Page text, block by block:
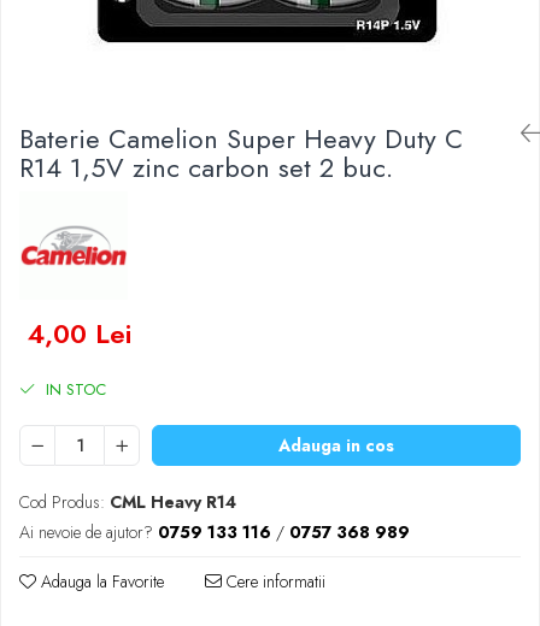
Lampi
Kit-uri vlogging
Convertoare tensiune
Prelungitoare
Ventilatoare
Diverse gadgeturi
Cablu coaxial
Accesorii auto
Diverse accesorii auto
Carcase protectie NOCO BOOST
Baterii Zinc-Aer
Baterie Camelion Super Heavy Duty C
R14 1,5V zinc carbon set 2 buc.
4,00 Lei
IN STOC
Adauga in cos
Cod Produs: CML Heavy R14
Ai nevoie de ajutor? 0759 133 116 / 0757 368 989
Adauga la Favorite Cere informatii